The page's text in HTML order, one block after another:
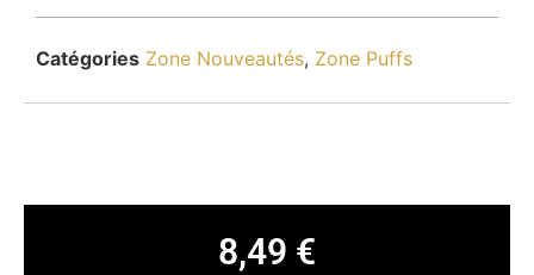
Catégories Zone Nouveautés, Zone Puffs
8,49 €